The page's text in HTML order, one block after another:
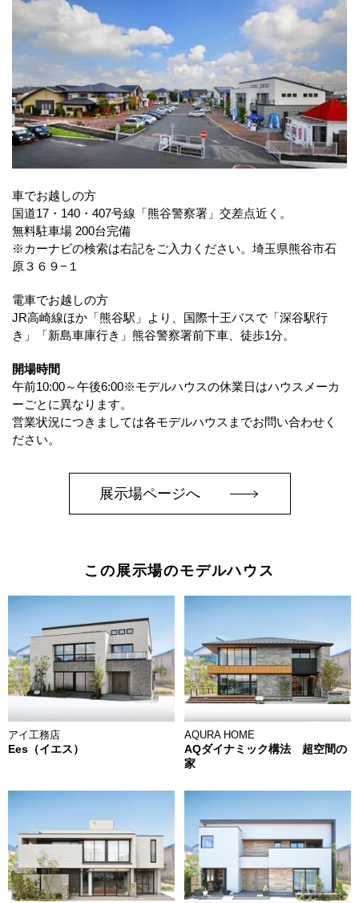
車でお越しの方
国道17・140・407号線「熊谷警察署」交差点近く。
無料駐車場 200台完備
※カーナビの検索は右記をご入力ください。埼玉県熊谷市石
原３６９−１
電車でお越しの方
JR高崎線ほか「熊谷駅」より、国際十王バスで「深谷駅行
き」「新島車庫行き」熊谷警察署前下車、徒歩1分。
開場時間
午前10:00～午後6:00※モデルハウスの休業日はハウスメーカ
ーごとに異なります。
営業状況につきましては各モデルハウスまでお問い合わせく
ださい。
展示場ページへ
この展示場のモデルハウス
アイ工務店
Ees（イエス）
AQURA HOME
AQダイナミック構法 超空間の
家